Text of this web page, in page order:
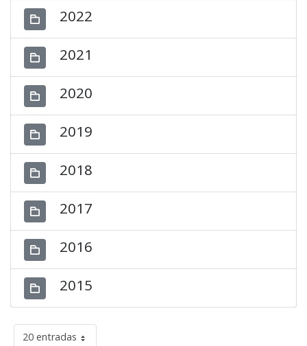
2022
2021
2020
2019
2018
2017
2016
2015
20 entradas